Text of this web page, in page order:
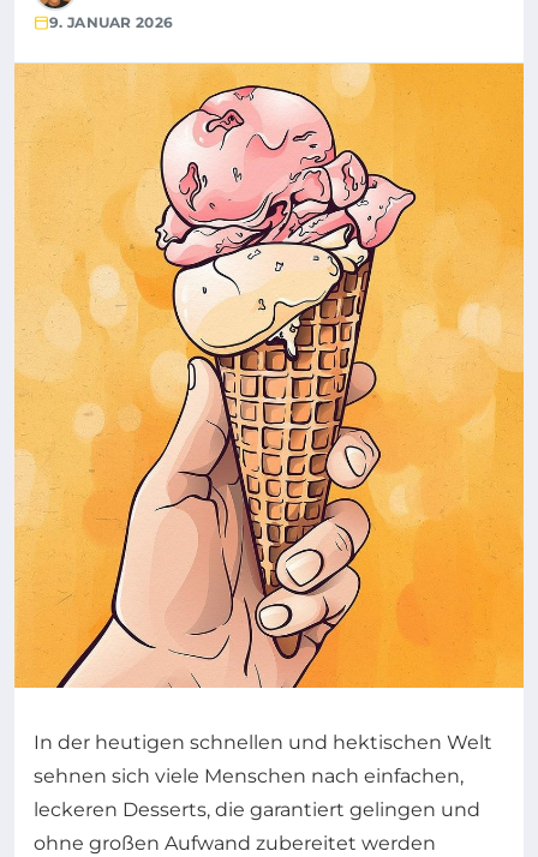
9. JANUAR 2026
In der heutigen schnellen und hektischen Welt
sehnen sich viele Menschen nach einfachen,
leckeren Desserts, die garantiert gelingen und
ohne großen Aufwand zubereitet werden